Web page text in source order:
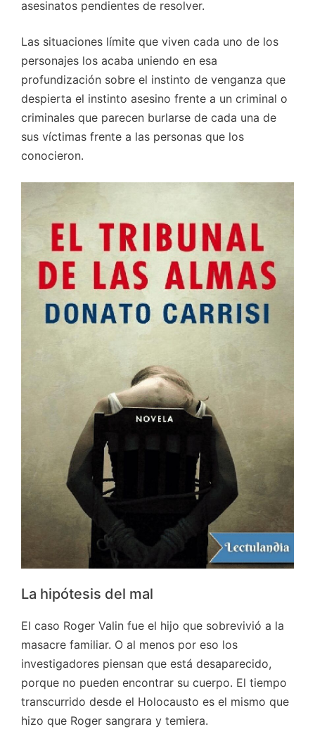
asesinatos pendientes de resolver.
Las situaciones límite que viven cada uno de los
personajes los acaba uniendo en esa
profundización sobre el instinto de venganza que
despierta el instinto asesino frente a un criminal o
criminales que parecen burlarse de cada una de
sus víctimas frente a las personas que los
conocieron.
La hipótesis del mal
El caso Roger Valin fue el hijo que sobrevivió a la
masacre familiar. O al menos por eso los
investigadores piensan que está desaparecido,
porque no pueden encontrar su cuerpo. El tiempo
transcurrido desde el Holocausto es el mismo que
hizo que Roger sangrara y temiera.